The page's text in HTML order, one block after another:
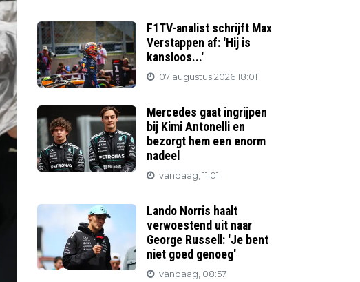
F1TV-analist schrijft Max
Verstappen af: 'Hij is
kansloos...'
07 augustus 2026 18:01
Mercedes gaat ingrijpen
bij Kimi Antonelli en
bezorgt hem een enorm
nadeel
vandaag, 11:01
Lando Norris haalt
verwoestend uit naar
George Russell: 'Je bent
niet goed genoeg'
vandaag, 08:57